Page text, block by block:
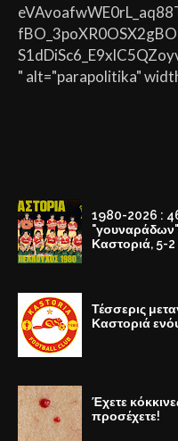
" alt="parapolitika"
1980-2026 :
Καστοριά, 5-
Τέσσερις
Καστοριά
Έχετε
προσέχετε!